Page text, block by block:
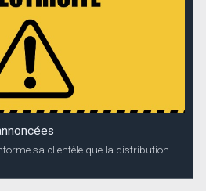
sa clientèle que la distribution